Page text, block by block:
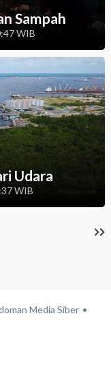
Sampah
WIB
Udara
WIB
Media Siber